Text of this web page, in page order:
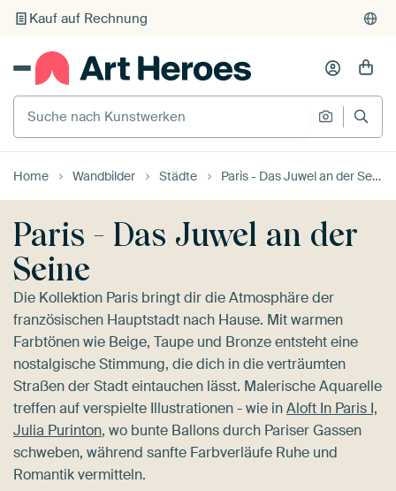
Individueller Druck auf Bestellung
Suche nach Kunstwerken
Suche
Home Wandbilder Städte Paris - Das Juwel an der Seine
Paris - Das Juwel an der
Seine
Die Kollektion Paris bringt dir die Atmosphäre der
französischen Hauptstadt nach Hause. Mit warmen
Farbtönen wie Beige, Taupe und Bronze entsteht eine
nostalgische Stimmung, die dich in die verträumten
Straßen der Stadt eintauchen lässt. Malerische Aquarelle
treffen auf verspielte Illustrationen - wie inAloft In Paris I,
Julia Purinton, wo bunte Ballons durch Pariser Gassen
schweben, während sanfte Farbverläufe Ruhe und
Romantik vermitteln.